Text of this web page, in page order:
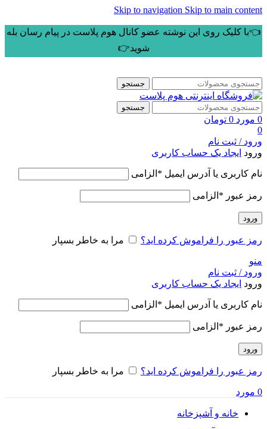
Skip to navigation Skip to main content
👈با کلیک روی این نوشته عضو کانال هوم پلاست در پیام رسان بله
شوید👉
جستجو
جستجو
0 مورد 0 تومان
0
ورود / ثبت نام
ورود ایجاد یک حساب کاربری
نام کاربری یا آدرس ایمیل * الزامی
رمز عبور * الزامی
ورود
رمز عبور را فراموش کرده اید؟ مرا به خاطر بسپار
منو
ورود / ثبت نام
ورود ایجاد یک حساب کاربری
نام کاربری یا آدرس ایمیل * الزامی
رمز عبور * الزامی
ورود
رمز عبور را فراموش کرده اید؟ مرا به خاطر بسپار
0 مورد
خانه و آشپزخانه